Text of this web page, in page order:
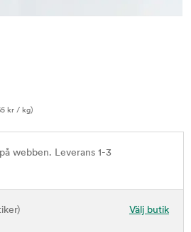
kr / kg)
webben. Leverans 1-3
Välj butik